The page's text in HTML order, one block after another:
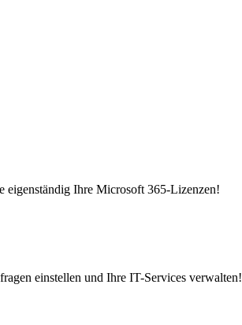
eigenständig Ihre Microsoft 365-Lizenzen!
einstellen und Ihre IT-Services verwalten!